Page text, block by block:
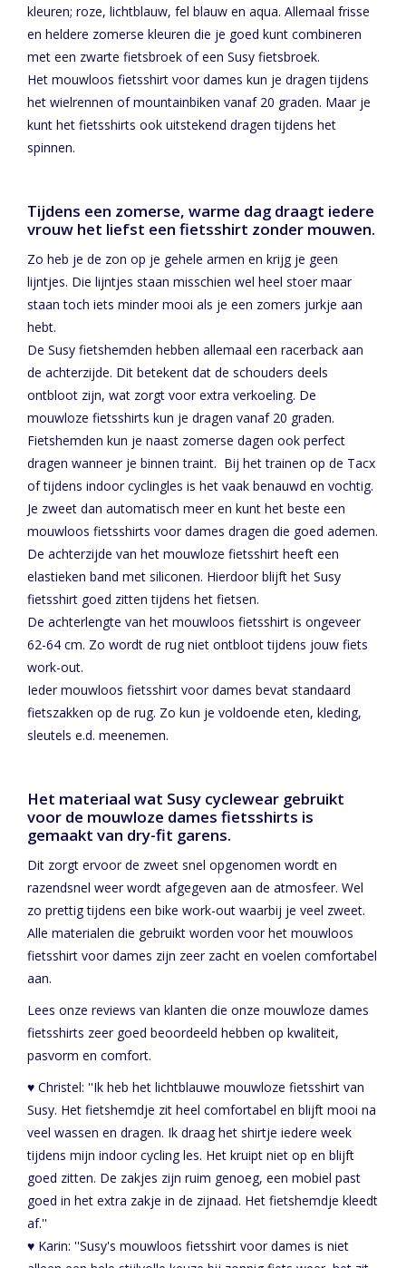
kleuren; roze, lichtblauw, fel blauw en aqua. Allemaal frisse
en heldere zomerse kleuren die je goed kunt combineren
met een zwarte fietsbroek of een Susy fietsbroek.
Het mouwloos fietsshirt voor dames kun je dragen tijdens
het wielrennen of mountainbiken vanaf 20 graden. Maar je
kunt het fietsshirts ook uitstekend dragen tijdens het
spinnen.
Tijdens een zomerse, warme dag draagt iedere
vrouw het liefst een fietsshirt zonder mouwen.
Zo heb je de zon op je gehele armen en krijg je geen
lijntjes. Die lijntjes staan misschien wel heel stoer maar
staan toch iets minder mooi als je een zomers jurkje aan
hebt.
De Susy fietshemden hebben allemaal een racerback aan
de achterzijde. Dit betekent dat de schouders deels
ontbloot zijn, wat zorgt voor extra verkoeling. De
mouwloze fietsshirts kun je dragen vanaf 20 graden.
Fietshemden kun je naast zomerse dagen ook perfect
dragen wanneer je binnen traint. Bij het trainen op de Tacx
of tijdens indoor cyclingles is het vaak benauwd en vochtig.
Je zweet dan automatisch meer en kunt het beste een
mouwloos fietsshirts voor dames dragen die goed ademen.
De achterzijde van het mouwloze fietsshirt heeft een
elastieken band met siliconen. Hierdoor blijft het Susy
fietsshirt goed zitten tijdens het fietsen.
De achterlengte van het mouwloos fietsshirt is ongeveer
62-64 cm. Zo wordt de rug niet ontbloot tijdens jouw fiets
work-out.
Ieder mouwloos fietsshirt voor dames bevat standaard
fietszakken op de rug. Zo kun je voldoende eten, kleding,
sleutels e.d. meenemen.
Het materiaal wat Susy cyclewear gebruikt
voor de mouwloze dames fietsshirts is
gemaakt van dry-fit garens.
Dit zorgt ervoor de zweet snel opgenomen wordt en
razendsnel weer wordt afgegeven aan de atmosfeer. Wel
zo prettig tijdens een bike work-out waarbij je veel zweet.
Alle materialen die gebruikt worden voor het mouwloos
fietsshirt voor dames zijn zeer zacht en voelen comfortabel
aan.
Lees onze reviews van klanten die onze mouwloze dames
fietsshirts zeer goed beoordeeld hebben op kwaliteit,
pasvorm en comfort.
♥ Christel: ''Ik heb het lichtblauwe mouwloze fietsshirt van
Susy. Het fietshemdje zit heel comfortabel en blijft mooi na
veel wassen en dragen. Ik draag het shirtje iedere week
tijdens mijn indoor cycling les. Het kruipt niet op en blijft
goed zitten. De zakjes zijn ruim genoeg, een mobiel past
goed in het extra zakje in de zijnaad. Het fietshemdje kleedt
af.''
♥ Karin: ''Susy's mouwloos fietsshirt voor dames is niet